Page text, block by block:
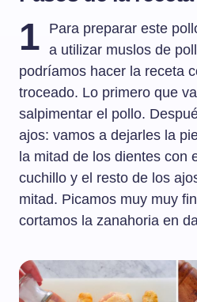
1
Para preparar este
a utilizar muslos de
podríamos hacer la receta
troceado. Lo primero que
salpimentar el pollo.
ajos: vamos a dejarles la
la mitad de los dientes con
cuchillo y el resto de los
mitad. Picamos muy muy
cortamos la zanahoria en